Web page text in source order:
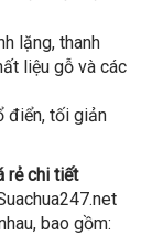
lặng, thanh
liệu gỗ và các
điển, tối giản
rẻ chi tiết
bao gồm: